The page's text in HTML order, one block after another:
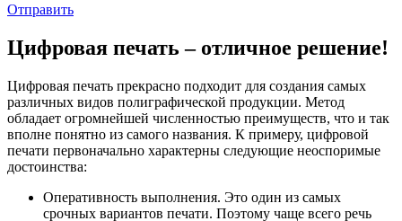
Отправить
Цифровая печать – отличное решение!
Цифровая печать прекрасно подходит для создания самых
различных видов полиграфической продукции. Метод
обладает огромнейшей численностью преимуществ, что и так
вполне понятно из самого названия. К примеру, цифровой
печати первоначально характерны следующие неоспоримые
достоинства:
Оперативность выполнения. Это один из самых
срочных вариантов печати. Поэтому чаще всего речь